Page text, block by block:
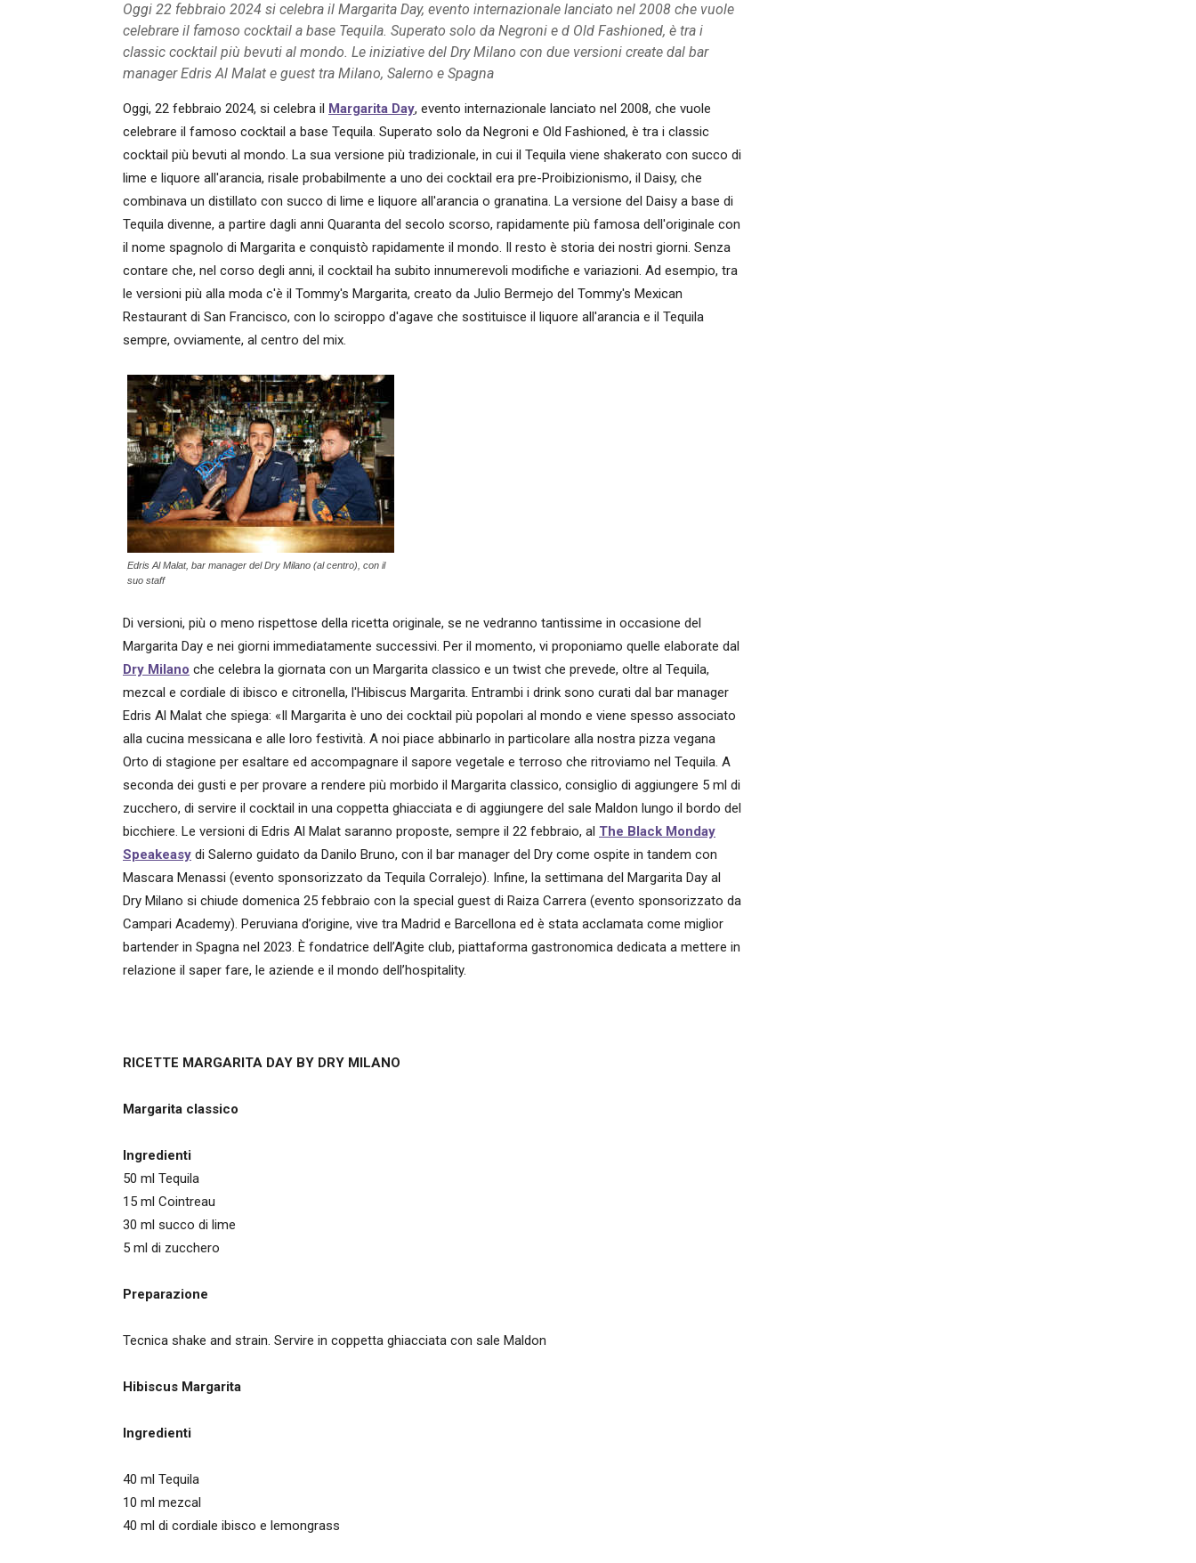
Oggi 22 febbraio 2024 si celebra il Margarita Day, evento internazionale lanciato nel 2008 che vuole
celebrare il famoso cocktail a base Tequila. Superato solo da Negroni e d Old Fashioned, è tra i
classic cocktail più bevuti al mondo. Le iniziative del Dry Milano con due versioni create dal bar
manager Edris Al Malat e guest tra Milano, Salerno e Spagna
Oggi, 22 febbraio 2024, si celebra il Margarita Day, evento internazionale lanciato nel 2008, che vuole
celebrare il famoso cocktail a base Tequila. Superato solo da Negroni e Old Fashioned, è tra i classic
cocktail più bevuti al mondo. La sua versione più tradizionale, in cui il Tequila viene shakerato con succo di
lime e liquore all'arancia, risale probabilmente a uno dei cocktail era pre-Proibizionismo, il Daisy, che
combinava un distillato con succo di lime e liquore all'arancia o granatina. La versione del Daisy a base di
Tequila divenne, a partire dagli anni Quaranta del secolo scorso, rapidamente più famosa dell'originale con
il nome spagnolo di Margarita e conquistò rapidamente il mondo. Il resto è storia dei nostri giorni. Senza
contare che, nel corso degli anni, il cocktail ha subito innumerevoli modifiche e variazioni. Ad esempio, tra
le versioni più alla moda c'è il Tommy's Margarita, creato da Julio Bermejo del Tommy's Mexican
Restaurant di San Francisco, con lo sciroppo d'agave che sostituisce il liquore all'arancia e il Tequila
sempre, ovviamente, al centro del mix.
Edris Al Malat, bar manager del Dry Milano (al centro), con il
suo staff
Di versioni, più o meno rispettose della ricetta originale, se ne vedranno tantissime in occasione del
Margarita Day e nei giorni immediatamente successivi. Per il momento, vi proponiamo quelle elaborate dal
Dry Milano che celebra la giornata con un Margarita classico e un twist che prevede, oltre al Tequila,
mezcal e cordiale di ibisco e citronella, l'Hibiscus Margarita. Entrambi i drink sono curati dal bar manager
Edris Al Malat che spiega: «Il Margarita è uno dei cocktail più popolari al mondo e viene spesso associato
alla cucina messicana e alle loro festività. A noi piace abbinarlo in particolare alla nostra pizza vegana
Orto di stagione per esaltare ed accompagnare il sapore vegetale e terroso che ritroviamo nel Tequila. A
seconda dei gusti e per provare a rendere più morbido il Margarita classico, consiglio di aggiungere 5 ml di
zucchero, di servire il cocktail in una coppetta ghiacciata e di aggiungere del sale Maldon lungo il bordo del
bicchiere. Le versioni di Edris Al Malat saranno proposte, sempre il 22 febbraio, al The Black Monday
Speakeasy di Salerno guidato da Danilo Bruno, con il bar manager del Dry come ospite in tandem con
Mascara Menassi (evento sponsorizzato da Tequila Corralejo). Infine, la settimana del Margarita Day al
Dry Milano si chiude domenica 25 febbraio con la special guest di Raiza Carrera (evento sponsorizzato da
Campari Academy). Peruviana d’origine, vive tra Madrid e Barcellona ed è stata acclamata come miglior
bartender in Spagna nel 2023. È fondatrice dell’Agite club, piattaforma gastronomica dedicata a mettere in
relazione il saper fare, le aziende e il mondo dell’hospitality.
RICETTE MARGARITA DAY BY DRY MILANO
Margarita classico
Ingredienti
50 ml Tequila
15 ml Cointreau
30 ml succo di lime
5 ml di zucchero
Preparazione
Tecnica shake and strain. Servire in coppetta ghiacciata con sale Maldon
Hibiscus Margarita
Ingredienti
40 ml Tequila
10 ml mezcal
40 ml di cordiale ibisco e lemongrass